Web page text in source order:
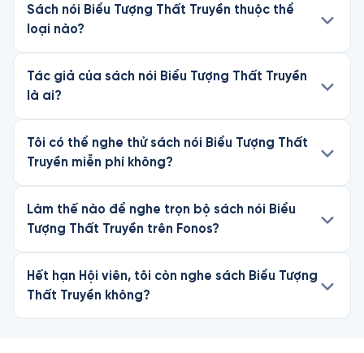
Sách nói Biểu Tượng Thất Truyền thuộc thể
loại nào?
Tác giả của sách nói Biểu Tượng Thất Truyền
là ai?
Tôi có thể nghe thử sách nói Biểu Tượng Thất
Truyền miễn phí không?
Làm thế nào để nghe trọn bộ sách nói Biểu
Tượng Thất Truyền trên Fonos?
Hết hạn Hội viên, tôi còn nghe sách Biểu Tượng
Thất Truyền không?